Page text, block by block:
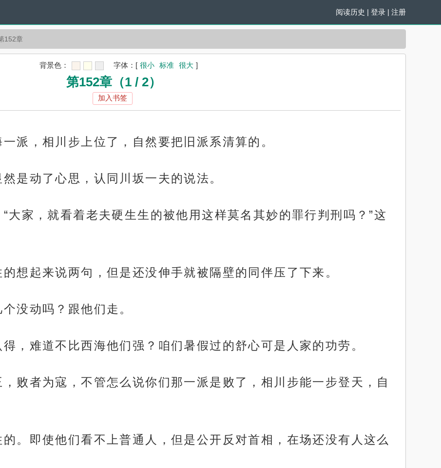
阅读历史 | 登录 | 注册
152章
背景色： 字体： [ 很小 标准 很大 ]
第152章（1 / 2）
加入书签
派，相川步上位了，自然要把旧派系清算的。
是动了心思，认同川坂一夫的说法。
大家，就看着老夫硬生生的被他用这样莫名其妙的罪行判刑吗？”这
想起来说两句，但是还没伸手就被隔壁的同伴压了下来。
没动吗？跟他们走。
，难道不比西海他们强？咱们暑假过的舒心可是人家的功劳。
败者为寇，不管怎么说你们那一派是败了，相川步能一步登天，自
。即使他们看不上普通人，但是公开反对首相，在场还没有人这么